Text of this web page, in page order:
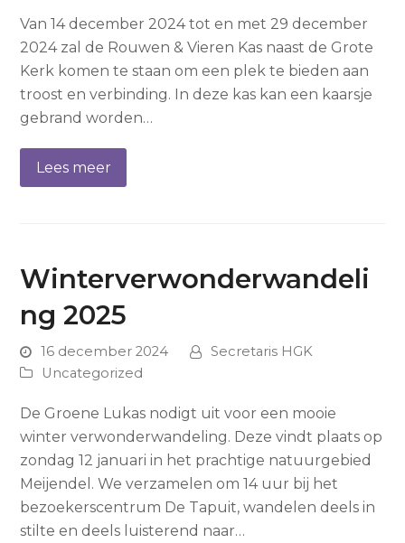
Van 14 december 2024 tot en met 29 december
2024 zal de Rouwen & Vieren Kas naast de Grote
Kerk komen te staan om een plek te bieden aan
troost en verbinding. In deze kas kan een kaarsje
gebrand worden…
Lees meer
Winterverwonderwandeli
ng 2025
16 december 2024
Secretaris HGK
Uncategorized
De Groene Lukas nodigt uit voor een mooie
winter verwonderwandeling. Deze vindt plaats op
zondag 12 januari in het prachtige natuurgebied
Meijendel. We verzamelen om 14 uur bij het
bezoekerscentrum De Tapuit, wandelen deels in
stilte en deels luisterend naar…